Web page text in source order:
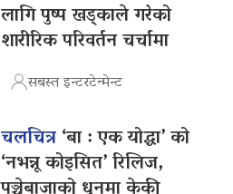
लागि पुष्प खड्काले गरेको
शारीरिक परिवर्तन चर्चामा
सबस्त इन्टरटेन्मेन्ट
चलचित्र‘बा : एक योद्धा’ को
‘नभन्नू कोइसित’ रिलिज,